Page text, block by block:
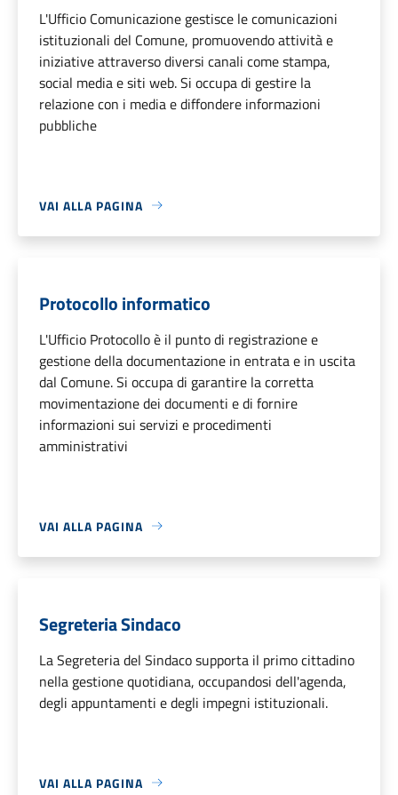
L'Ufficio Comunicazione gestisce le comunicazioni
istituzionali del Comune, promuovendo attività e
iniziative attraverso diversi canali come stampa,
social media e siti web. Si occupa di gestire la
relazione con i media e diffondere informazioni
pubbliche
VAI ALLA PAGINA
Protocollo informatico
L'Ufficio Protocollo è il punto di registrazione e
gestione della documentazione in entrata e in uscita
dal Comune. Si occupa di garantire la corretta
movimentazione dei documenti e di fornire
informazioni sui servizi e procedimenti
amministrativi
VAI ALLA PAGINA
Segreteria Sindaco
La Segreteria del Sindaco supporta il primo cittadino
nella gestione quotidiana, occupandosi dell'agenda,
degli appuntamenti e degli impegni istituzionali.
VAI ALLA PAGINA